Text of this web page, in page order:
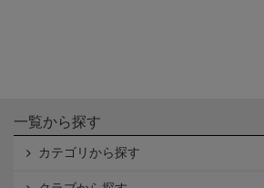
一覧から探す
カテゴリから探す